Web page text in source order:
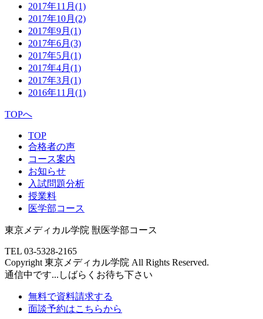
2017年11月 (1)
2017年10月 (2)
2017年9月 (1)
2017年6月 (3)
2017年5月 (1)
2017年4月 (1)
2017年3月 (1)
2016年11月 (1)
TOPへ
TOP
合格者の声
コース案内
お知らせ
入試問題分析
授業料
医学部コース
東京メディカル学院 獣医学部コース
TEL 03-5328-2165
Copyright 東京メディカル学院 All Rights Reserved.
通信中です...しばらくお待ち下さい
無料で資料請求する
面談予約はこちらから